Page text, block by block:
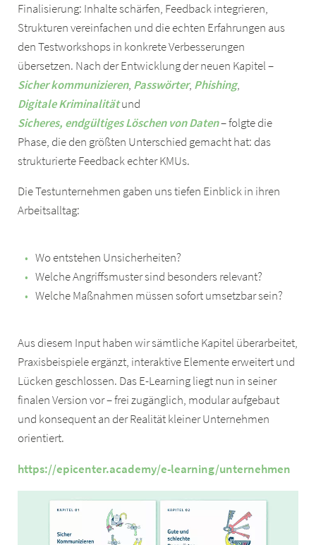
Finalisierung: Inhalte schärfen, Feedback integrieren,
Strukturen vereinfachen und die echten Erfahrungen aus
den Testworkshops in konkrete Verbesserungen
übersetzen. Nach der Entwicklung der neuen Kapitel –
Sicher kommunizieren, Passwörter, Phishing,
Digitale Kriminalitätund
Sicheres, endgültiges Löschen von Daten– folgte die
Phase, die den größten Unterschied gemacht hat: das
strukturierte Feedback echter KMUs.
Die Testunternehmen gaben uns tiefen Einblick in ihren
Arbeitsalltag:
Wo entstehen Unsicherheiten?
Welche Angriffsmuster sind besonders relevant?
Welche Maßnahmen müssen sofort umsetzbar sein?
Aus diesem Input haben wir sämtliche Kapitel überarbeitet,
Praxisbeispiele ergänzt, interaktive Elemente erweitert und
Lücken geschlossen. Das E-Learning liegt nun in seiner
finalen Version vor – frei zugänglich, modular aufgebaut
und konsequent an der Realität kleiner Unternehmen
orientiert.
https://epicenter.academy/e-learning/unternehmen